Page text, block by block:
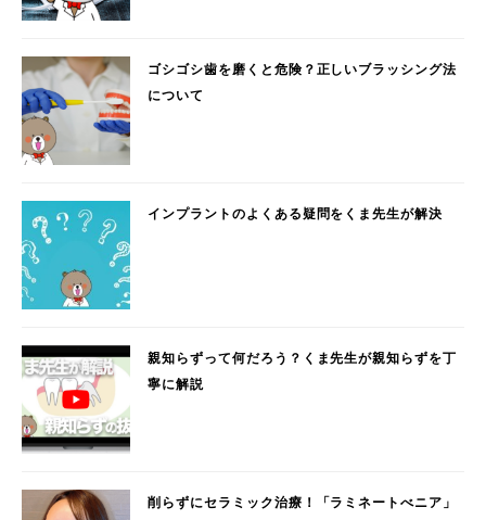
ゴシゴシ歯を磨くと危険？正しいブラッシング法
について
インプラントのよくある疑問をくま先生が解決
親知らずって何だろう？くま先生が親知らずを丁
寧に解説
削らずにセラミック治療！「ラミネートべニア」